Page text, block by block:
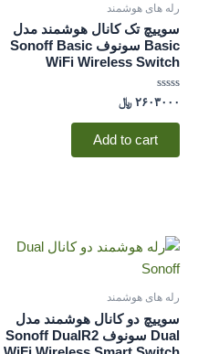
رله های هوشمند
سوییچ تک کانال هوشمند مدل
Basic سونوف Sonoff Basic
WiFi Wireless Switch
Rated
out
۲۶۰۳۰۰۰ ﷼
Add to cart
رله های هوشمند
سوییچ دو کانال هوشمند مدل
Dual سونوف Sonoff DualR2